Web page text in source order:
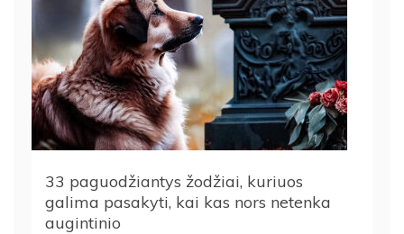
33 paguodžiantys žodžiai, kuriuos
galima pasakyti, kai kas nors netenka
augintinio